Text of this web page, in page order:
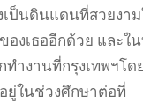
เป็นดินแดนที่สวยงา
องเธออีกด้วย และใน
ทำงานที่กรุงเทพฯโด
ยู่ในช่วงศึกษาต่อที่